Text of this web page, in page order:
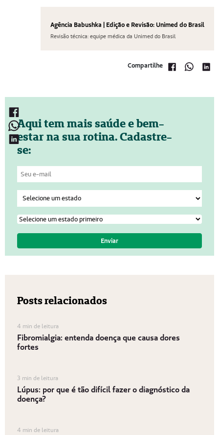
Agência Babushka | Edição e Revisão: Unimed do Brasil
Revisão técnica: equipe médica da Unimed do Brasil
Compartilhe
Aqui tem mais saúde e bem-
estar na sua rotina. Cadastre-
se:
Posts relacionados
4 min de leitura
Fibromialgia: entenda doença que causa dores
fortes
3 min de leitura
Lúpus: por que é tão difícil fazer o diagnóstico da
doença?
4 min de leitura